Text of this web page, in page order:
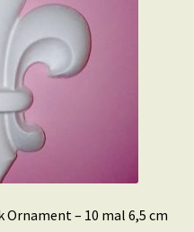
Ornament – 10 mal 6,5 cm